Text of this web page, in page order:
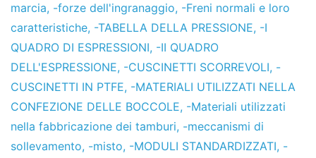
marcia, -forze dell'ingranaggio, -Freni normali e loro
caratteristiche, -TABELLA DELLA PRESSIONE, -I
QUADRO DI ESPRESSIONI, -II QUADRO
DELL'ESPRESSIONE, -CUSCINETTI SCORREVOLI, -
CUSCINETTI IN PTFE, -MATERIALI UTILIZZATI NELLA
CONFEZIONE DELLE BOCCOLE, -Materiali utilizzati
nella fabbricazione dei tamburi, -meccanismi di
sollevamento, -misto, -MODULI STANDARDIZZATI, -